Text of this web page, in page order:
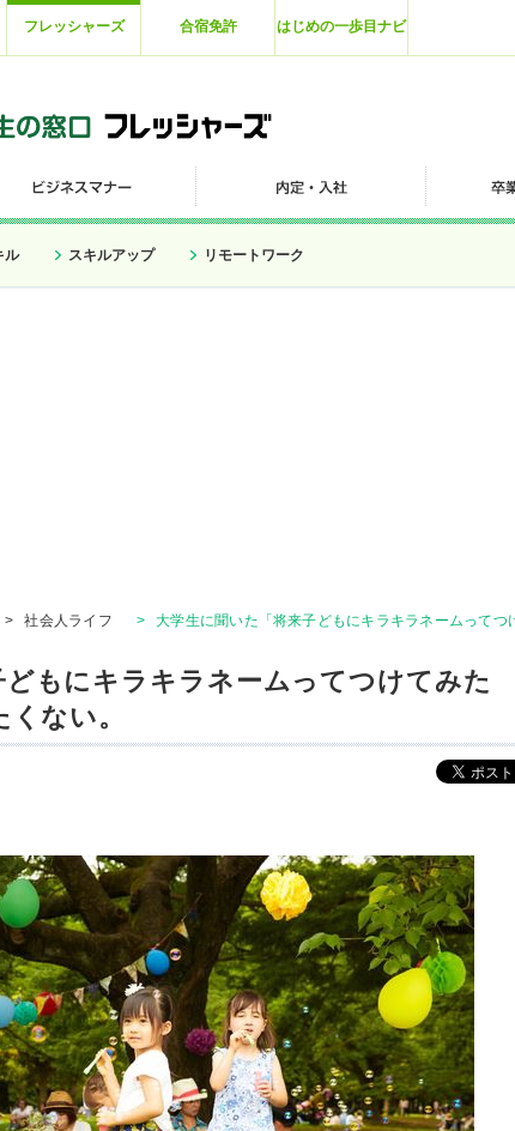
フレッシャーズ 合宿免許 はじめの一歩目ナビ
ル スキルアップ リモートワーク
> 社会人ライフ > 大学生に聞いた「将来子どもにキラキラネームってつ
もにキラキラネームってつけてみた
ない。